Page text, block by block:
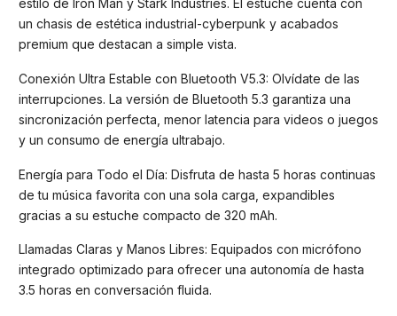
estilo de Iron Man y Stark Industries. El estuche cuenta con
un chasis de estética industrial-cyberpunk y acabados
premium que destacan a simple vista.
Conexión Ultra Estable con Bluetooth V5.3: Olvídate de las
interrupciones. La versión de Bluetooth 5.3 garantiza una
sincronización perfecta, menor latencia para videos o juegos
y un consumo de energía ultrabajo.
Energía para Todo el Día: Disfruta de hasta 5 horas continuas
de tu música favorita con una sola carga, expandibles
gracias a su estuche compacto de 320 mAh.
Llamadas Claras y Manos Libres: Equipados con micrófono
integrado optimizado para ofrecer una autonomía de hasta
3.5 horas en conversación fluida.